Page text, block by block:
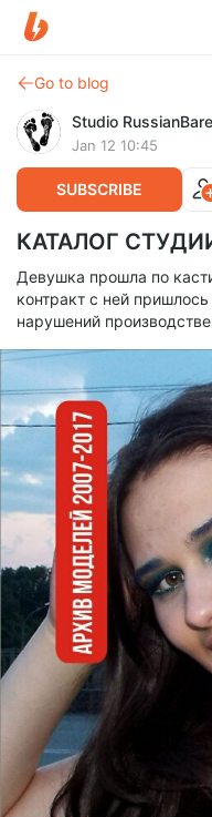
Go to blog
Studio
Jan 12 10:45
SUBSCRIBE
КАТАЛОГ
Девушка прошла по
контракт с ней
нарушений